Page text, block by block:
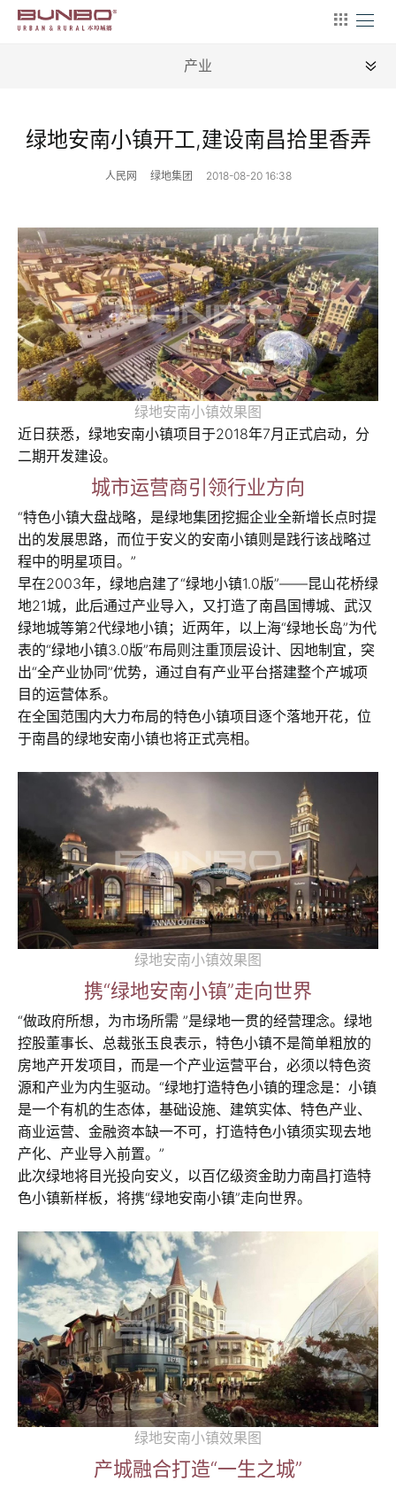
产业
新闻
地理
产业
文艺
营销
文案
绿地安南小镇开工,建设南昌拾里香弄
人民网 绿地集团 2018-08-20 16:38
绿地安南小镇效果图
近日获悉，绿地安南小镇项目于2018年7月正式启动，分
二期开发建设。
城市运营商引领行业方向
“特色小镇大盘战略，是绿地集团挖掘企业全新增长点时提
出的发展思路，而位于安义的安南小镇则是践行该战略过
程中的明星项目。”
早在2003年，绿地启建了“绿地小镇1.0版”——昆山花桥绿
地21城，此后通过产业导入，又打造了南昌国博城、武汉
绿地城等第2代绿地小镇；近两年，以上海“绿地长岛”为代
表的“绿地小镇3.0版”布局则注重顶层设计、因地制宜，突
出“全产业协同”优势，通过自有产业平台搭建整个产城项
目的运营体系。
在全国范围内大力布局的特色小镇项目逐个落地开花，位
于南昌的绿地安南小镇也将正式亮相。
绿地安南小镇效果图
携“绿地安南小镇”走向世界
“做政府所想，为市场所需 ”是绿地一贯的经营理念。绿地
控股董事长、总裁张玉良表示，特色小镇不是简单粗放的
房地产开发项目，而是一个产业运营平台，必须以特色资
源和产业为内生驱动。“绿地打造特色小镇的理念是：小镇
是一个有机的生态体，基础设施、建筑实体、特色产业、
商业运营、金融资本缺一不可，打造特色小镇须实现去地
产化、产业导入前置。”
此次绿地将目光投向安义，以百亿级资金助力南昌打造特
色小镇新样板，将携“绿地安南小镇”走向世界。
绿地安南小镇效果图
产城融合打造“一生之城”